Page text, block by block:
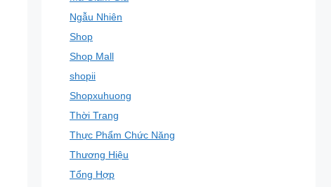
Ngẫu Nhiên
Shop
Shop Mall
shopii
Shopxuhuong
Thời Trang
Thực Phẩm Chức Năng
Thương Hiệu
Tổng Hợp